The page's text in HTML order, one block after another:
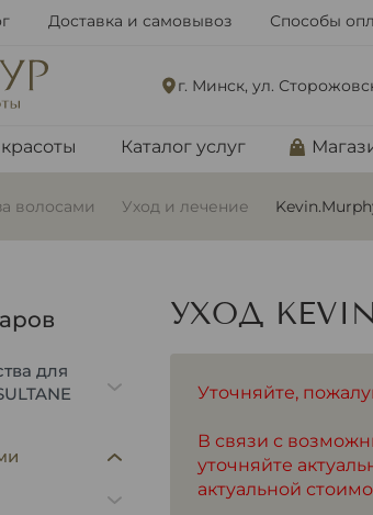
Доставка и самовывоз Способы
г. Минск, ул.
Каталог услуг
волосами Уход и лечение
для
УХОД
Уточняйте,
В связи с
уточняйте
актуальной